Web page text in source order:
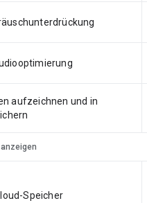
aufzeichnen und in
Speicher